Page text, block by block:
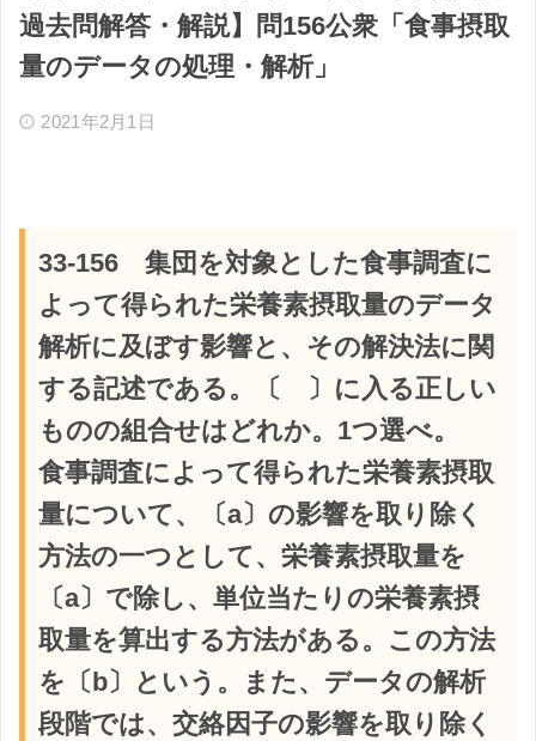
過去問解答・解説】問156公衆「食事摂取
量のデータの処理・解析」
2021年2月1日
33-156 集団を対象とした食事調査に
よって得られた栄養素摂取量のデータ
解析に及ぼす影響と、その解決法に関
する記述である。〔 〕に入る正しい
ものの組合せはどれか。1つ選べ。
食事調査によって得られた栄養素摂取
量について、〔a〕の影響を取り除く
方法の一つとして、栄養素摂取量を
〔a〕で除し、単位当たりの栄養素摂
取量を算出する方法がある。この方法
を〔b〕という。また、データの解析
段階では、交絡因子の影響を取り除く